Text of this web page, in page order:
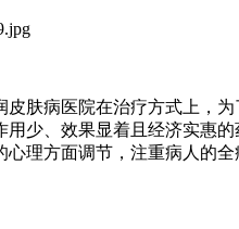
肤病医院在治疗方式上，
少、效果显着且经济实惠
理方面调节，注重病人的